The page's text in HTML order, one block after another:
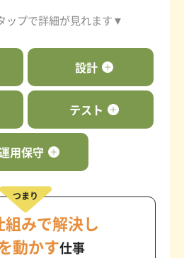
ップで詳細が見れます▼
設計
テスト
用保守
つまり
組みで解決し
動かす仕事